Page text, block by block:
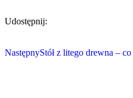
Udostępnij:
NastępnyStół z litego drewna –